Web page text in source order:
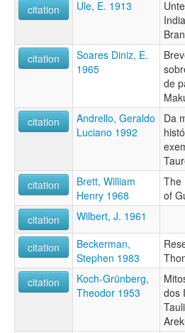
citation Ule, E. 1913
citation
Soares Diniz, E.
1965
de
citation
Andrello, Geraldo
Luciano 1992
Da
citation
Brett, William
Henry 1968
The
of
citation
Wilbert, J. 1961
citation
Beckerman,
Stephen 1983
citation
Koch-Grünberg,
Theodor 1953
dos